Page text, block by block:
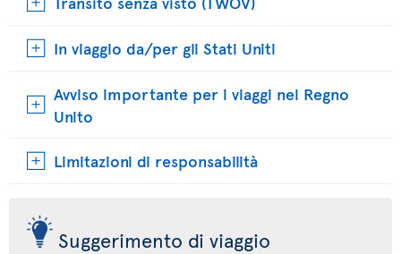
In viaggio da/per gli Stati Uniti
Avviso importante per i viaggi nel Regno
Unito
Limitazioni di responsabilità
Suggerimento di viaggio